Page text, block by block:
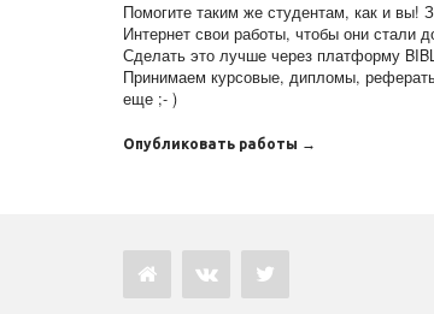
Помогите таким же студентам, как и вы!
Интернет свои работы, чтобы они стали
Сделать это лучше через платформу
Принимаем курсовые, дипломы,
еще ;- )
Опубликовать работы →